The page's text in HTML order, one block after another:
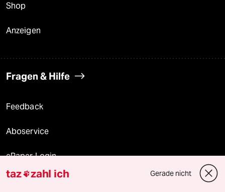
Shop
Anzeigen
Fragen & Hilfe
Feedback
Aboservice
ePaper Login
Downloads für Abonnierende
taz zahl ich Gerade nicht